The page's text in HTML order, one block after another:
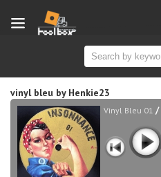
vinyl bleu by Henkie23
Vinyl Bleu 01 /